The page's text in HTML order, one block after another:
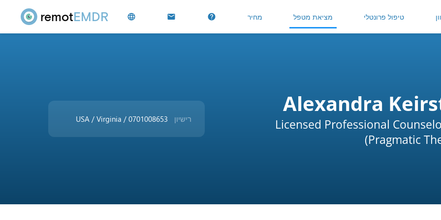
remotEMDR טיפול פרונטלי מציאת מטפל מחיר help
mail
language
Alexandra
Licensed Professional
Pragmatic
רישיון USA / Virginia / 0701008653